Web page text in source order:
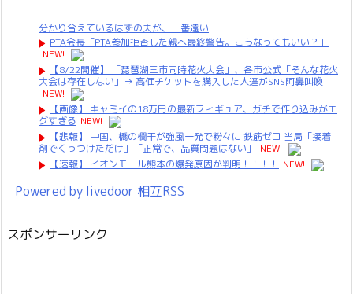
分かり合えているはずの夫が、一番遠い
PTA会長「PTA参加拒否した親へ最終警告。こうなってもいい？」
NEW!
【8/22開催】 「琵琶湖三市同時花火大会」、各市公式「そんな花火
大会は存在しない」→ 高価チケットを購入した人達がSNS阿鼻叫喚
NEW!
【画像】 キャミイの18万円の最新フィギュア、ガチで作り込みがエ
グすぎる NEW!
【悲報】 中国、橋の欄干が強風一発で粉々に 鉄筋ゼロ 当局「接着
剤でくっつけただけ」「正常で、品質問題はない」
NEW!
【速報】 イオンモール熊本の爆発原因が判明！！！！
NEW!
Powered by livedoor 相互RSS
スポンサーリンク